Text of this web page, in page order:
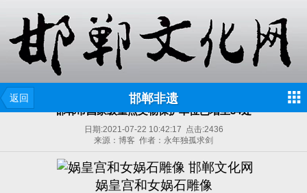
返回 邯郸非遗
邯郸市国家级重点文物保护单位已增至34处
日期:2021-07-22 10:42:17 点击:2436
来源：博客 作者：永年独孤求剑
娲皇宫和女娲石雕像